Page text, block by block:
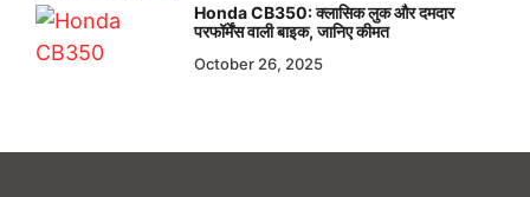
Honda CB350: क्लासिक लुक और दमदार
परफॉर्मेंस वाली बाइक, जानिए कीमत
October 26, 2025